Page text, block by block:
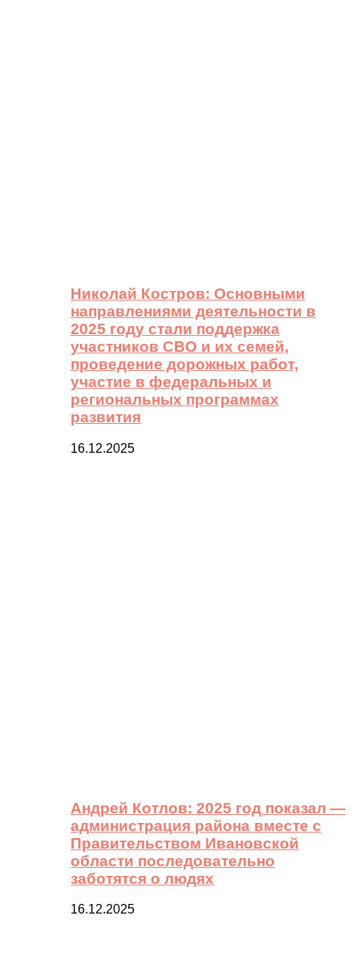
Николай Костров: Основными
направлениями деятельности в
2025 году стали поддержка
участников СВО и их семей,
проведение дорожных работ,
участие в федеральных и
региональных программах
развития
16.12.2025
Андрей Котлов: 2025 год показал —
администрация района вместе с
Правительством Ивановской
области последовательно
заботятся о людях
16.12.2025